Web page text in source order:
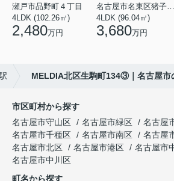
瀬戸市品野町４丁目
4LDK (102.26㎡)
2,480万円
名古屋市名東区猪子石１丁目
4LDK (96.04㎡)
3,680万円
MELDIA北区生駒町134③｜名古屋市
市区町村から探す
名古屋市守山区
名古屋市緑区
名古屋
名古屋市千種区
名古屋市南区
名古屋
名古屋市北区
名古屋市港区
名古屋市
名古屋市中川区
町名から探す